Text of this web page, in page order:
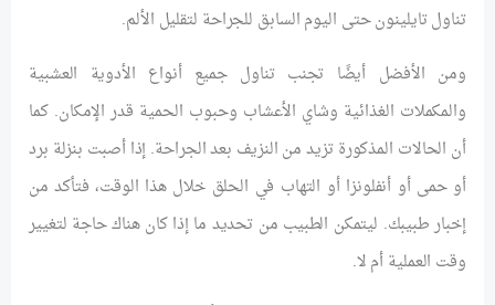
تناول تايلينون حتى اليوم السابق للجراحة لتقليل الألم.
ومن الأفضل أيضًا تجنب تناول جميع أنواع الأدوية العشبية
والمكملات الغذائية وشاي الأعشاب وحبوب الحمية قدر الإمكان. كما
أن الحالات المذكورة تزيد من النزيف بعد الجراحة. إذا أصبت بنزلة برد
أو حمى أو أنفلونزا أو التهاب في الحلق خلال هذا الوقت، فتأكد من
إخبار طبيبك. ليتمكن الطبيب من تحديد ما إذا كان هناك حاجة لتغيير
وقت العملية أم لا.